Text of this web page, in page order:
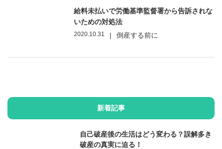
給料未払いで労働基準監督署から告訴されな
いための対処法
2020.10.31 | 倒産する前に
新着記事
自己破産後の生活はどう変わる？誤解多き
破産の真実に迫る！